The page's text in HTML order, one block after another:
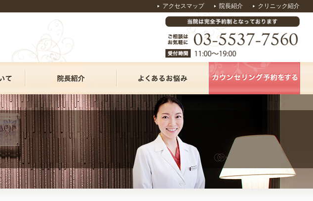
アクセスマップ 院長紹介 クリニック紹介